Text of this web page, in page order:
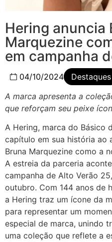
Hering anuncia
Marquezine
em campanha
04/10/2024 Destaques
A marca apresenta a
que reforçam seu peixe
A Hering, marca do Básico
capítulo em sua história ao
Bruna Marquezine como a
A estreia da parceria
campanha de Alto Verão
outubro. Com 144 anos de
a Hering traz um ícone da
para representar um
especial de marca, unindo
uma coleção que reflete a